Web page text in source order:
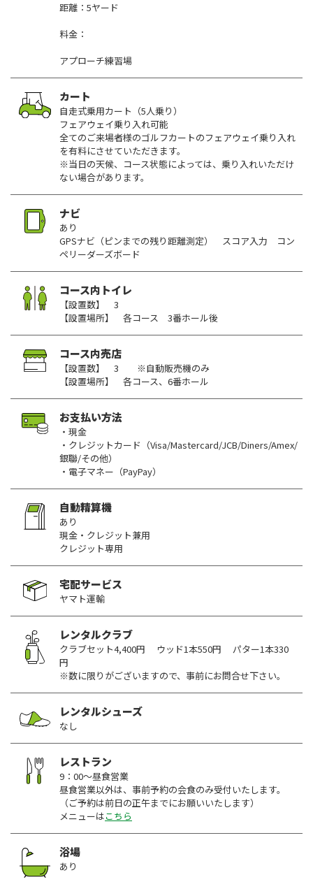
距離：5ヤード
料金：
アプローチ練習場
カート
自走式乗用カート（5人乗り）
フェアウェイ乗り入れ可能
全てのご来場者様のゴルフカートのフェアウェイ乗り入れ
を有料にさせていただきます。
※当日の天候、コース状態によっては、乗り入れいただけ
ない場合があります。
ナビ
あり
GPSナビ（ピンまでの残り距離測定） スコア入力 コン
ペリーダーズボード
コース内トイレ
【設置数】 3
【設置場所】 各コース 3番ホール後
コース内売店
【設置数】 3 ※自動販売機のみ
【設置場所】 各コース、6番ホール
お支払い方法
・現金
・クレジットカード（Visa/Mastercard/JCB/Diners/Amex/
銀聯/その他）
・電子マネー（PayPay）
自動精算機
あり
現金・クレジット兼用
クレジット専用
宅配サービス
ヤマト運輸
レンタルクラブ
クラブセット4,400円 ウッド1本550円 パター1本330
円
※数に限りがございますので、事前にお問合せ下さい。
レンタルシューズ
なし
レストラン
9：00～昼食営業
昼食営業以外は、事前予約の会食のみ受付いたします。
（ご予約は前日の正午までにお願いいたします）
メニューはこちら
浴場
あり